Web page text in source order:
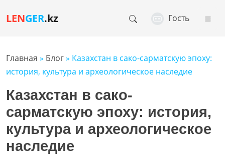
LENGER.kz Гость
Главная » Блог» Казахстан в сако-сарматскую эпоху:
история, культура и археологическое наследие
Казахстан в сако-
сарматскую эпоху: история,
культура и археологическое
наследие